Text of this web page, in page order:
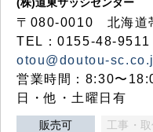
〒080-0010 北海道
TEL：0155-48-
otou@doutou-
営業時間：8:30〜
日・他・土曜日有
販売可 工事・